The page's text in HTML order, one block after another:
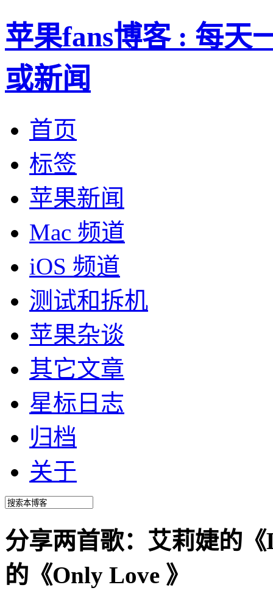
苹果fans博客 : 每天
或新闻
首页
标签
苹果新闻
Mac 频道
iOS 频道
测试和拆机
苹果杂谈
其它文章
星标日志
归档
关于
分享两首歌：艾莉婕的
的《Only Love 》